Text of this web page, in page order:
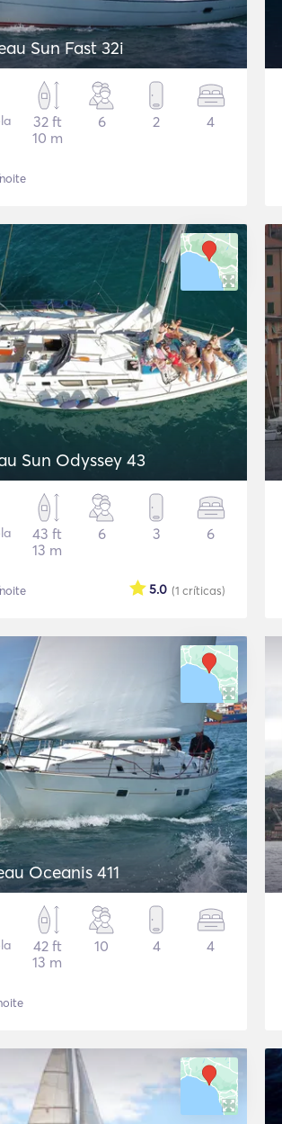
Sun Fast 32i
32 ft
10 m
6 2 4
Sun Odyssey 43
43 ft
13 m
6 3 6
(1 críticas)
5.0
Oceanis 411
42 ft
13 m
10 4 4